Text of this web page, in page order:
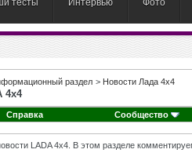
тесты Интервью Фото
раздел > Новости Лада 4х4
4x4
Справка Сообщество
LADA 4x4. В этом разделе